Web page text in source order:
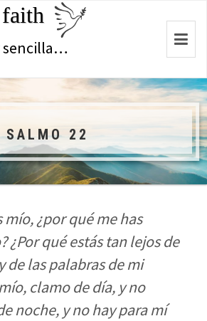
sencilla…
SALMO 22
mío, ¿por qué me has
¿Por qué estás tan lejos de
de las palabras de mi
clamo de día, y no
noche, y no hay para mí